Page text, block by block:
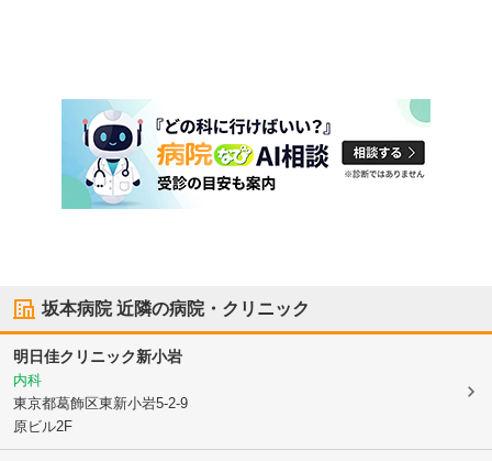
坂本病院近隣の病院・クリニック
明日佳クリニック新小岩
内科
東京都葛飾区東新小岩5-2-9
原ビル2F